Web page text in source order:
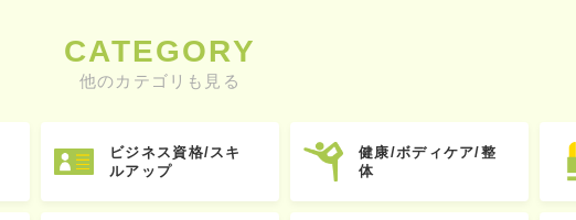
CATEGORY
他のカテゴリも見る
ビジネス資格/スキ
ルアップ
健康/ボディケア/整
体